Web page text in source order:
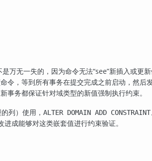
万无一失的，因为命令无法“see”新插入或更
令，等到所有事务在提交完成之前启动，然后
务都保证针对域类型的新值强制执行约束。
列）使用， ALTER DOMAIN ADD CONSTRAINT
成能够对这类嵌套值进行约束验证。